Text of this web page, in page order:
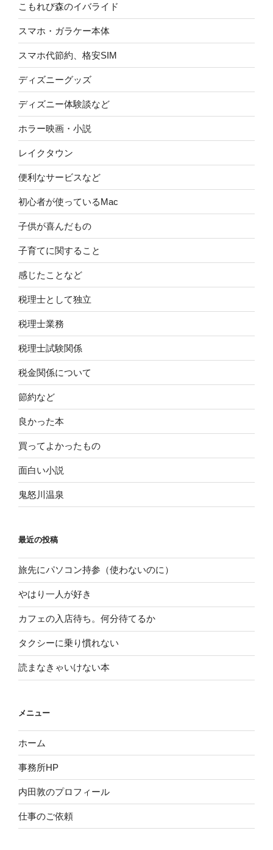
こもれび森のイバライド
スマホ・ガラケー本体
スマホ代節約、格安SIM
ディズニーグッズ
ディズニー体験談など
ホラー映画・小説
レイクタウン
便利なサービスなど
初心者が使っているMac
子供が喜んだもの
子育てに関すること
感じたことなど
税理士として独立
税理士業務
税理士試験関係
税金関係について
節約など
良かった本
買ってよかったもの
面白い小説
鬼怒川温泉
最近の投稿
旅先にパソコン持参（使わないのに）
やはり一人が好き
カフェの入店待ち。何分待てるか
タクシーに乗り慣れない
読まなきゃいけない本
メニュー
ホーム
事務所HP
内田敦のプロフィール
仕事のご依頼